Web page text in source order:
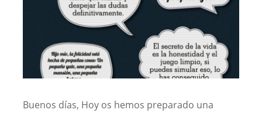
Buenos días, Hoy os hemos preparado una